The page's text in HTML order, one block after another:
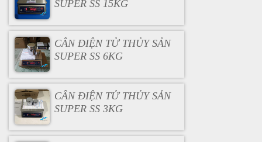
SUPER SS 15KG
CÂN ĐIỆN TỬ THỦY SẢN
SUPER SS 6KG
CÂN ĐIỆN TỬ THỦY SẢN
SUPER SS 3KG